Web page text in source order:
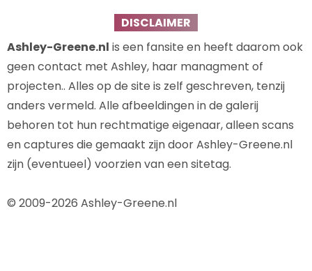
DISCLAIMER
Ashley-Greene.nl is een fansite en heeft daarom ook
geen contact met Ashley, haar managment of
projecten.. Alles op de site is zelf geschreven, tenzij
anders vermeld. Alle afbeeldingen in de galerij
behoren tot hun rechtmatige eigenaar, alleen scans
en captures die gemaakt zijn door Ashley-Greene.nl
zijn (eventueel) voorzien van een sitetag.
© 2009-2026 Ashley-Greene.nl